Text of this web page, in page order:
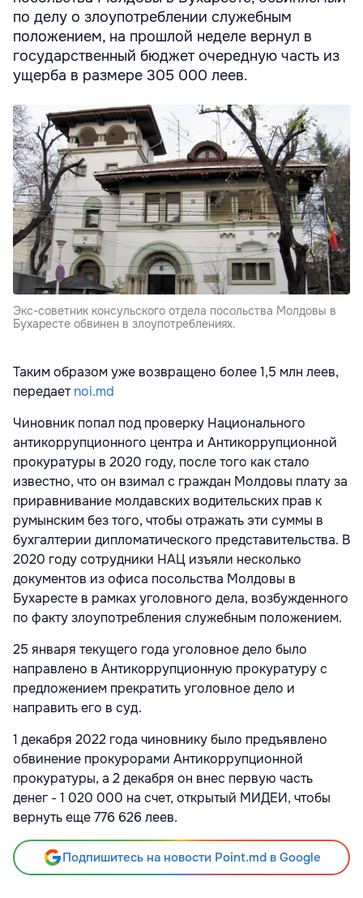
по делу о злоупотреблении служебным
положением, на прошлой неделе вернул в
государственный бюджет очередную часть из
ущерба в размере 305 000 леев.
Экс-советник консульского отдела посольства Молдовы в
Бухаресте обвинен в злоупотреблениях.
Таким образом уже возвращено более 1,5 млн леев,
передаетnoi.md
Чиновник попал под проверку Национального
антикоррупционного центра и Антикоррупционной
прокуратуры в 2020 году, после того как стало
известно, что он взимал с граждан Молдовы плату за
приравнивание молдавских водительских прав к
румынским без того, чтобы отражать эти суммы в
бухгалтерии дипломатического представительства. В
2020 году сотрудники НАЦ изъяли несколько
документов из офиса посольства Молдовы в
Бухаресте в рамках уголовного дела, возбужденного
по факту злоупотребления служебным положением.
25 января текущего года уголовное дело было
направлено в Антикоррупционную прокуратуру с
предложением прекратить уголовное дело и
направить его в суд.
1 декабря 2022 года чиновнику было предъявлено
обвинение прокурорами Антикоррупционной
прокуратуры, а 2 декабря он внес первую часть
денег - 1 020 000 на счет, открытый МИДЕИ, чтобы
вернуть еще 776 626 леев.
Подпишитесь на новости Point.md в Google